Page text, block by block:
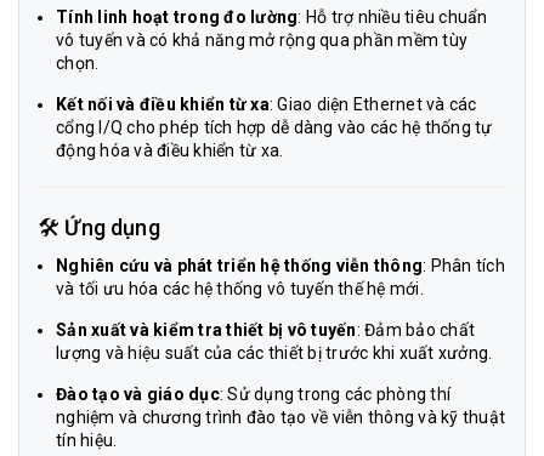
Tính linh hoạt trong đo lường: Hỗ trợ nhiều tiêu chuẩn
vô tuyến và có khả năng mở rộng qua phần mềm tùy
chọn.
Kết nối và điều khiển từ xa: Giao diện Ethernet và các
cổng I/Q cho phép tích hợp dễ dàng vào các hệ thống tự
động hóa và điều khiển từ xa.
🛠️ Ứng dụng
Nghiên cứu và phát triển hệ thống viễn thông: Phân tích
và tối ưu hóa các hệ thống vô tuyến thế hệ mới.
Sản xuất và kiểm tra thiết bị vô tuyến: Đảm bảo chất
lượng và hiệu suất của các thiết bị trước khi xuất xưởng.
Đào tạo và giáo dục: Sử dụng trong các phòng thí
nghiệm và chương trình đào tạo về viễn thông và kỹ thuật
tín hiệu.